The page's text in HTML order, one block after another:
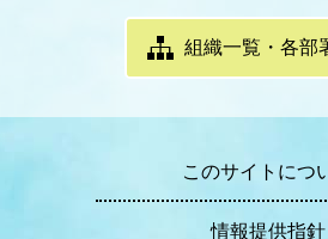
組織一覧・各部
このサイトにつ
情報提供指針